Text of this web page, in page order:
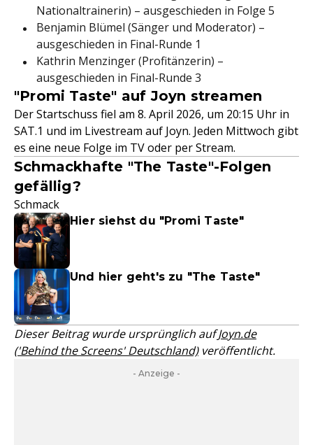
Nationaltrainerin) – ausgeschieden in Folge 5
Benjamin Blümel (Sänger und Moderator) –
ausgeschieden in Final-Runde 1
Kathrin Menzinger (Profitänzerin) ­–
ausgeschieden in Final-Runde 3
"Promi Taste" auf Joyn streamen
Der Startschuss fiel am 8. April 2026, um 20:15 Uhr in
SAT.1 und im Livestream auf Joyn. Jeden Mittwoch gibt
es eine neue Folge im TV oder per Stream.
Schmackhafte "The Taste"-Folgen
gefällig?
Schmack
Hier siehst du "Promi Taste"
Und hier geht's zu "The Taste"
Dieser Beitrag wurde ursprünglich aufJoyn.de
('Behind the Screens' Deutschland)veröffentlicht.
- Anzeige -